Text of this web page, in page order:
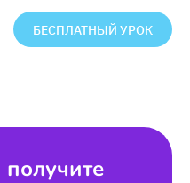
БЕСПЛАТНЫЙ УРОК